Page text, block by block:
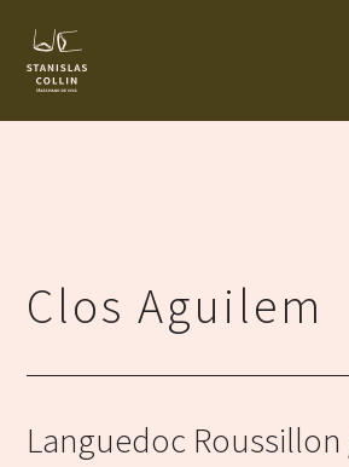
Clos Aguilem
Languedoc Roussillon